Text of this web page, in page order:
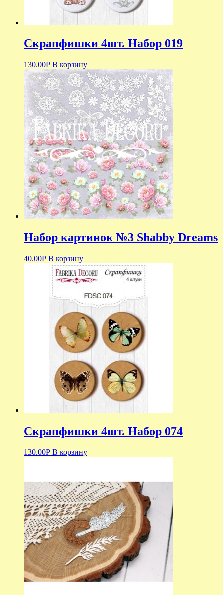
Скрапфишки 4шт. Набор 019
130.00Р В корзину
Набор картинок №3 Shabby Dreams
40.00Р В корзину
Скрапфишки 4шт. Набор 074
130.00Р В корзину